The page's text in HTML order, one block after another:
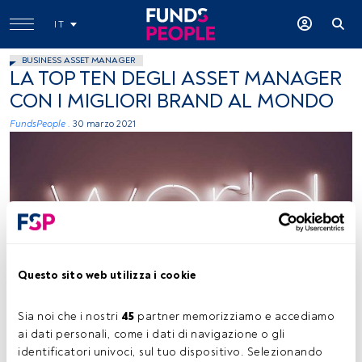
Questo sito web utilizza i cookie
Sia noi che i nostri 45 partner memorizziamo e accediamo
ai dati personali, come i dati di navigazione o gli
identificatori univoci, sul tuo dispositivo. Selezionando
IT
BUSINESS ASSET MANAGER
LA TOP TEN DEGLI ASSET MANAGER
CON I MIGLIORI BRAND AL MONDO
FundsPeople . 30 marzo 2021
2Photo Pots, Unsplash
Tempo di lettura:2 min.